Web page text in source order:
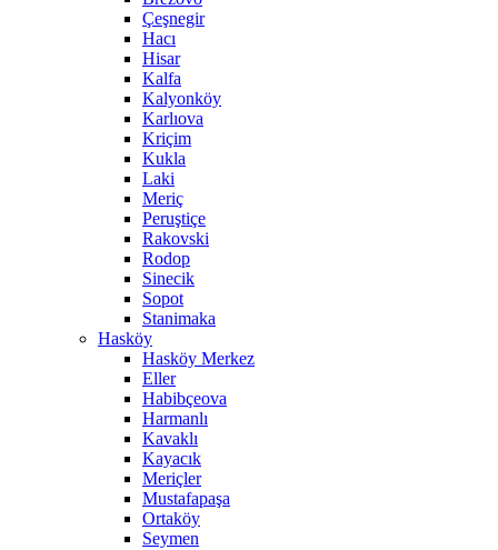
Çeşnegir
Hacı
Hisar
Kalfa
Kalyonköy
Karlıova
Kriçim
Kukla
Laki
Meriç
Peruştiçe
Rakovski
Rodop
Sinecik
Sopot
Stanimaka
Hasköy
Hasköy Merkez
Eller
Habibçeova
Harmanlı
Kavaklı
Kayacık
Meriçler
Mustafapaşa
Ortaköy
Seymen